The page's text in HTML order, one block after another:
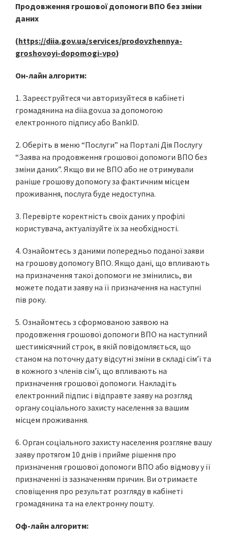
Продовження грошової допомоги ВПО без зміни
даних
(https://diia.gov.ua/services/prodovzhennya-
groshovoyi-dopomogi-vpo)
Он-лайн алгоритм:
1. Зареєструйтеся чи авторизуйтеся в кабінеті
громадянина на diia.gov.ua за допомогою
електронного підпису або BankID.
2. Оберіть в меню “Послуги” на Порталі Дія Послугу
“Заява на продовження грошової допомоги ВПО без
зміни даних”. Якщо ви не ВПО або не отримували
раніше грошову допомогу за фактичним місцем
проживання, послуга буде недоступна.
3. Перевірте коректність своїх даних у профілі
користувача, актуалізуйте їх за необхідності.
4. Ознайомтесь з даними попередньо поданої заяви
на грошову допомогу ВПО. Якщо дані, що впливають
на призначення такої допомоги не змінились, ви
можете подати заяву на її призначення на наступні
пів року.
5. Ознайомтесь з сформованою заявою на
продовження грошової допомоги ВПО на наступний
шестимісячний строк, в якій повідомляється, що
станом на поточну дату відсутні зміни в складі сім’ї та
в кожного з членів сім’ї, що впливають на
призначення грошової допомоги. Накладіть
електронний підпис і відправте заяву на розгляд
органу соціального захисту населення за вашим
місцем проживання.
6. Орган соціального захисту населення розгляне вашу
заяву протягом 10 днів і прийме рішення про
призначення грошової допомоги ВПО або відмову у її
призначенні із зазначенням причин. Ви отримаєте
сповіщення про результат розгляду в кабінеті
громадянина та на електронну пошту.
Оф-лайн алгоритм: